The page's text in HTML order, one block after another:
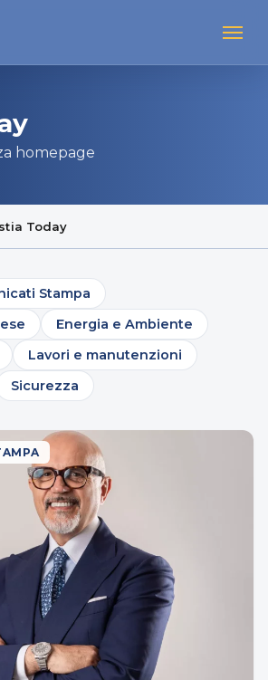
homepage
Today
Stampa
Energia e Ambiente
Lavori e manutenzioni
Sicurezza